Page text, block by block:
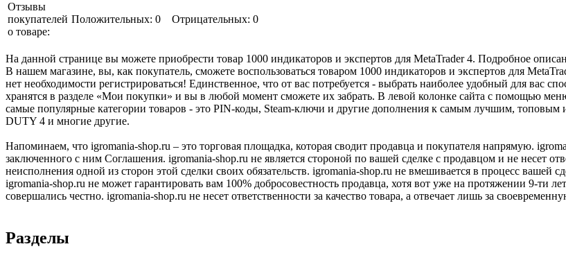
Отзывы
покупателей
о товаре:
Положительных: 0 Отрицательных: 0
На данной странице вы можете приобрести товар 1000 индикаторов и экспертов для MetaTrader 4. Подробное
В нашем магазине, вы, как покупатель, сможете воспользоваться товаром 1000 индикаторов и экспертов для
нет необходимости регистрироваться! Единственное, что от вас потребуется - выбрать наиболее удобный для вас
хранятся в разделе «Мои покупки» и вы в любой момент сможете их забрать. В левой колонке сайта с помощью
самые популярные категории товаров - это PIN-коды, Steam-ключи и другие дополнения к самым лучшим,
DUTY 4 и многие другие.
Напоминаем, что igromania-shop.ru – это торговая площадка, которая сводит продавца и покупателя напрямую.
заключенного с ним Соглашения. igromania-shop.ru не является стороной по вашей сделке с продавцом и не несет
неисполнения одной из сторон этой сделки своих обязательств. igromania-shop.ru не вмешивается в процесс вашей
igromania-shop.ru не может гарантировать вам 100% добросовестность продавца, хотя вот уже на протяжении 9-ти
совершались честно. igromania-shop.ru не несет ответственности за качество товара, а отвечает лишь за
Разделы